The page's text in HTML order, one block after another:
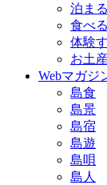
泊まる
食べる
体験
お土
Webマガジ
島食
島景
島宿
島遊
島唄
島人